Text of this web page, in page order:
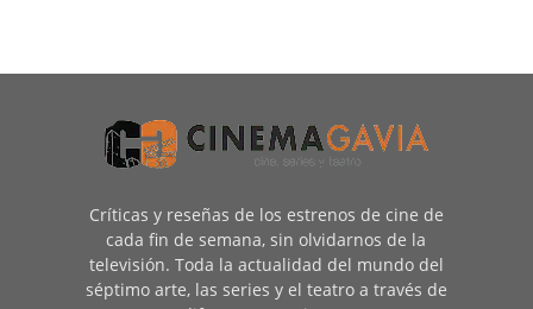
Críticas y reseñas de los estrenos de cine de
cada fin de semana, sin olvidarnos de la
televisión. Toda la actualidad del mundo del
séptimo arte, las series y el teatro a través de